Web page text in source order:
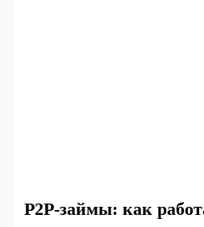
P2P‑займы: как